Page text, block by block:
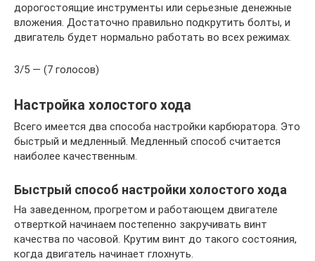
дорогостоящие инструменты или серьезные денежные
вложения. Достаточно правильно подкрутить болты, и
двигатель будет нормально работать во всех режимах.
3/5 — (7 голосов)
Настройка холостого хода
Всего имеется два способа настройки карбюратора. Это
быстрый и медленный. Медленный способ считается
наиболее качественным.
Быстрый способ настройки холостого хода
На заведенном, прогретом и работающем двигателе
отверткой начинаем постепенно закручивать винт
качества по часовой. Крутим винт до такого состояния,
когда двигатель начинает глохнуть.